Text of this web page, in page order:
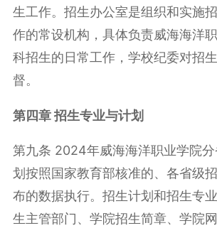
生工作。招生办公室是组织和实施
作的常设机构，具体负责威海海洋
科招生的日常工作，学校纪委对招
督。
第四章 招生专业与计划
第九条 2024年威海海洋职业学院
划按照国家教育部核准的、各省级
布的数据执行。招生计划和招生专
生主管部门、学院招生简章、学院